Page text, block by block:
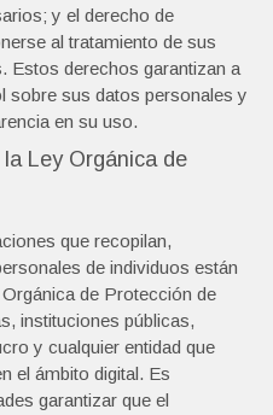
y el derecho de
al tratamiento de sus
Estos derechos garantizan a
sobre sus datos personales y
en su uso.
Ley Orgánica de
que recopilan,
de individuos están
de Protección de
instituciones públicas,
y cualquier entidad que
el ámbito digital. Es
garantizar que el